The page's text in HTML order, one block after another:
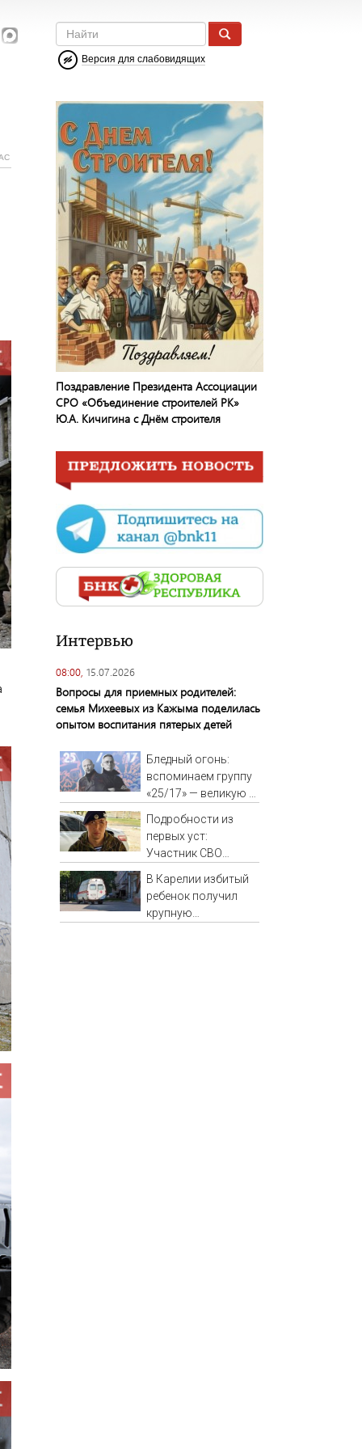
Версия для слабовидящих
Поздравление Президента Ассоциации
СРО «Объединение строителей РК»
Ю.А. Кичигина с Днём строителя
Интервью
08:00, 15.07.2026
Вопросы для приемных родителей:
семья Михеевых из Кажыма поделилась
опытом воспитания пятерых детей
Бледный огонь:
вспоминаем группу
«25/17» — великую и
Подробности из
первых уст:
Участник СВО
спасло его в
схватке с медведем
В Карелии избитый
ребенок получил
крупную